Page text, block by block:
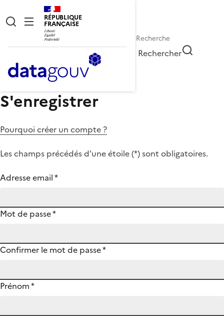
RÉPUBLIQUE
FRANÇAISE
Rechercher
S'enregistrer
Pourquoi créer un compte ?
Les champs précédés d'une étoile (*) sont obligatoires.
Adresse email*
Mot de passe*
Confirmer le mot de passe*
Prénom*